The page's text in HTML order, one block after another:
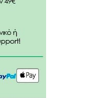
και προάγουν την
αντιφλεγμονώδεις
ερεθισμό και τη
τα νύχια.
σιταριού βελτιώνουν
των νυχιών,